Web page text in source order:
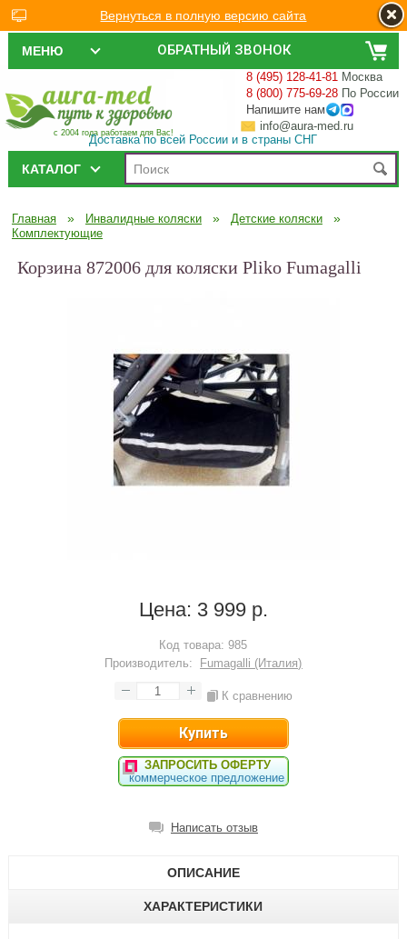
ОБРАТНЫЙ ЗВОНОК
МЕНЮ
с 2004 года работаем для Вас!
8 (495) 128-41-81 Москва
8 (800) 775-69-28 По России
Напишите нам
info@aura-med.ru
Доставка по всей России и в страны СНГ
КАТАЛОГ
Главная » Инвалидные коляски » Детские коляски »
Комплектующие
Корзина 872006 для коляски Pliko Fumagalli
Цена: 3 999 р.
Код товара: 985
Производитель:
Fumagalli (Италия)
К сравнению
ЗАПРОСИТЬ ОФЕРТУ
коммерческое предложение
Написать отзыв
ОПИСАНИЕ
ХАРАКТЕРИСТИКИ
Вернуться в полную версию сайта